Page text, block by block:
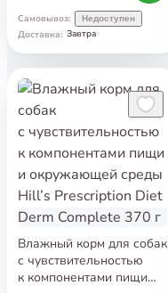
Самовывоз: Недоступен
Доставка: Завтра
Влажный корм для собак
с чувствительностью
к компонентами пищи